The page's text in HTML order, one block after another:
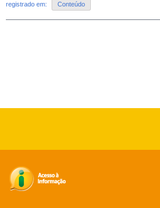
registrado em: Conteúdo